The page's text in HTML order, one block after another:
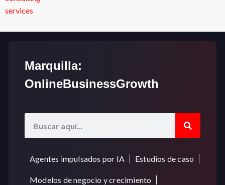
Marquilla:
OnlineBusinessGrowth
Agentes impulsados por IA Estudios de caso
Modelos de negocio y crecimiento